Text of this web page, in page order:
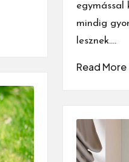
egymással
mindig
lesznek.…
Read More